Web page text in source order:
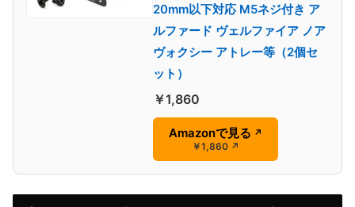
20mm以下対応 M5ネジ付き ア
ルファード ヴェルファイア ノア
ヴォクシー アトレー等（2個セ
ット）
￥1,860
Amazonで見る ↗
￥1,860 ↗